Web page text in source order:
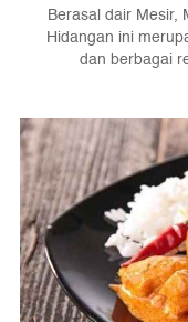
Berasal dair Mesir,
Hidangan ini
dan berbagai